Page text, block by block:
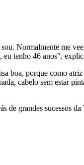
Normalmente me
eu tenho 46 anos",
boa, porque como
cabelo sem estar
de grandes sucessos